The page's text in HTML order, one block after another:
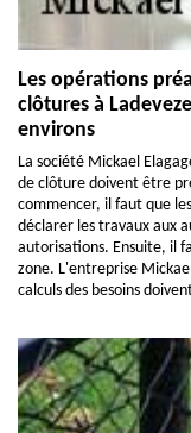
Les opérations
clôtures à
environs
La société Mickael
de clôture doivent être
commencer, il faut que
déclarer les travaux aux
autorisations. Ensuite, il
zone. L'entreprise
calculs des besoins